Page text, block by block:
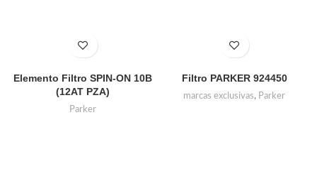
Elemento Filtro SPIN-ON 10B
(12AT PZA)
Parker
Filtro PARKER 924450
marcas exclusivas, Parker